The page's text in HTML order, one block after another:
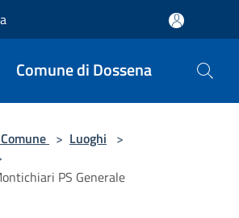
Comune di Dossena
> Luoghi >
PS Generale